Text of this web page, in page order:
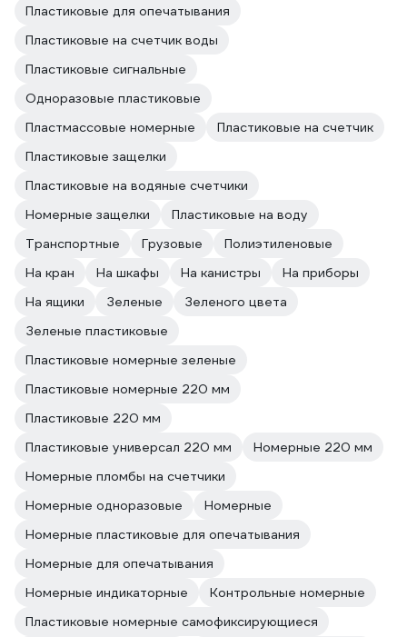
Пластиковые для опечатывания
Пластиковые на счетчик воды
Пластиковые сигнальные
Одноразовые пластиковые
Пластмассовые номерные
Пластиковые на счетчик
Пластиковые защелки
Пластиковые на водяные счетчики
Номерные защелки
Пластиковые на воду
Транспортные
Грузовые
Полиэтиленовые
На кран
На шкафы На канистры
На приборы
На ящики
Зеленые
Зеленого цвета
Зеленые пластиковые
Пластиковые номерные зеленые
Пластиковые номерные 220 мм
Пластиковые 220 мм
Пластиковые универсал 220 мм
Номерные 220 мм
Номерные пломбы на счетчики
Номерные одноразовые
Номерные
Номерные пластиковые для опечатывания
Номерные для опечатывания
Номерные индикаторные
Контрольные номерные
Пластиковые номерные самофиксирующиеся